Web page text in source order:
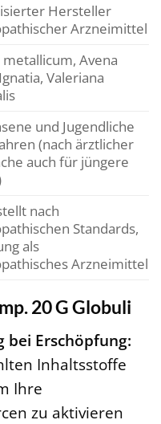
Hersteller
Arzneimittel
Avena
Valeriana
und Jugendliche
(nach ärztlicher
auch für jüngere
nach
Standards,
als
Arzneimittel
20 G Globuli
bei Erschöpfung:
Inhaltsstoffe
Ihre
zu aktivieren